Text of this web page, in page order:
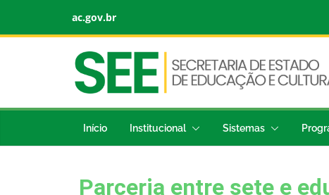
ac.gov.br
Início Institucional Sistemas
Parceria entre sete e